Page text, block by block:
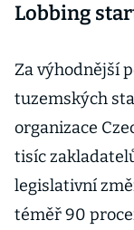
Lobbing
Za výhodnější
tuzemských
organizace
tisíc
legislativní
téměř 90